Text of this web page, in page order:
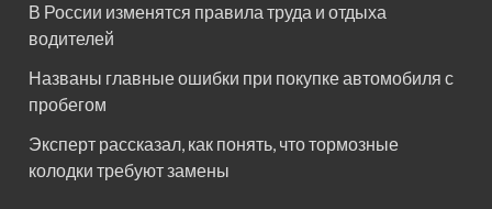
В России изменятся правила труда и отдыха
водителей
Названы главные ошибки при покупке автомобиля с
пробегом
Эксперт рассказал, как понять, что тормозные
колодки требуют замены